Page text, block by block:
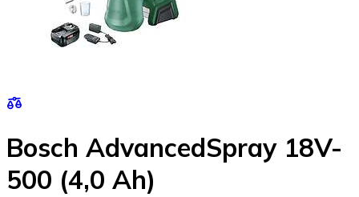
Bosch AdvancedSpray 18V-
500 (4,0 Ah)